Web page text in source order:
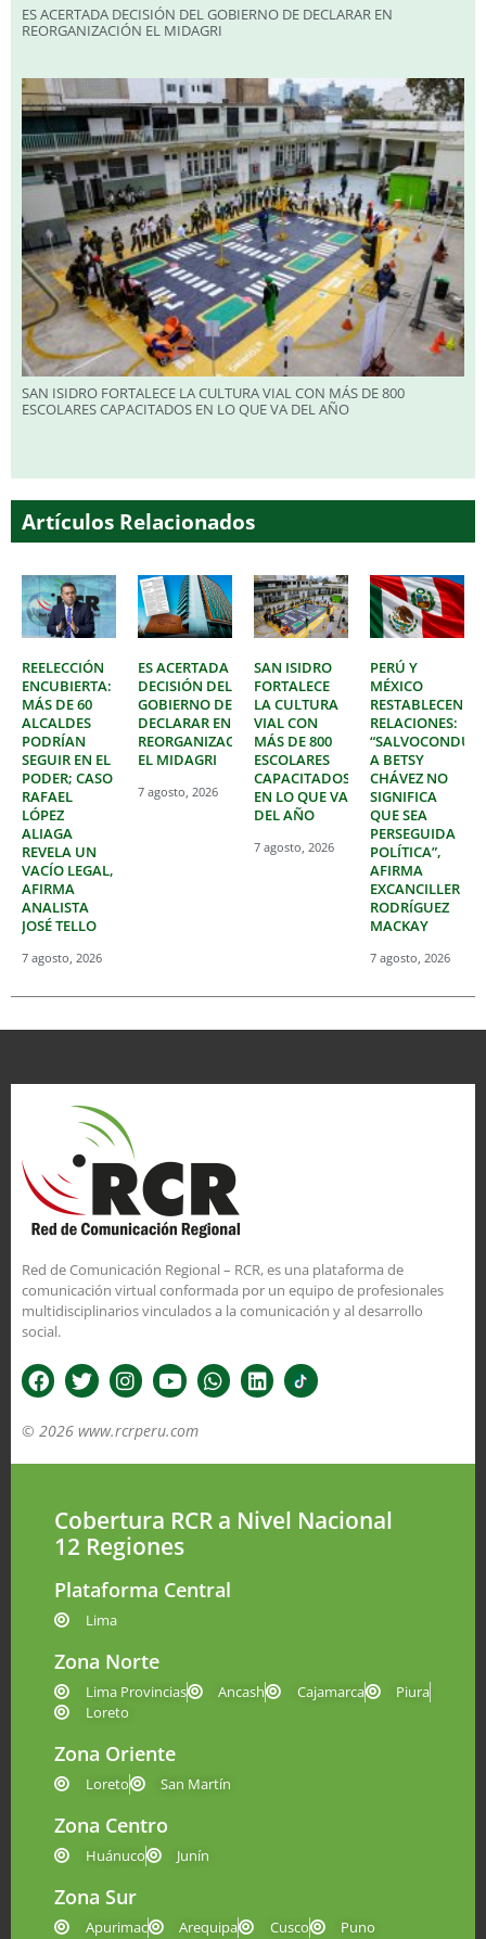
ES ACERTADA DECISIÓN DEL GOBIERNO DE DECLARAR EN
REORGANIZACIÓN EL MIDAGRI
SAN ISIDRO FORTALECE LA CULTURA VIAL CON MÁS DE 800
ESCOLARES CAPACITADOS EN LO QUE VA DEL AÑO
Artículos Relacionados
REELECCIÓN
ENCUBIERTA:
MÁS DE 60
ALCALDES
PODRÍAN
SEGUIR EN EL
PODER; CASO
RAFAEL
LÓPEZ
ALIAGA
REVELA UN
VACÍO LEGAL,
AFIRMA
ANALISTA
JOSÉ TELLO
7 agosto, 2026
ES ACERTADA
DECISIÓN DEL
GOBIERNO DE
DECLARAR EN
REORGANIZACIÓN
EL MIDAGRI
7 agosto, 2026
SAN ISIDRO
FORTALECE
LA CULTURA
VIAL CON
MÁS DE 800
ESCOLARES
CAPACITADOS
EN LO QUE VA
DEL AÑO
7 agosto, 2026
PERÚ Y
MÉXICO
RESTABLECEN
RELACIONES:
A BETSY
CHÁVEZ NO
SIGNIFICA
QUE SEA
PERSEGUIDA
POLÍTICA”,
AFIRMA
EXCANCILLER
RODRÍGUEZ
MACKAY
7 agosto, 2026
Red de Comunicación Regional – RCR, es una plataforma de
comunicación virtual conformada por un equipo de profesionales
multidisciplinarios vinculados a la comunicación y al desarrollo
social.
© 2026 www.rcrperu.com
Cobertura RCR a Nivel Nacional
12 Regiones
Plataforma Central
Lima
Zona Norte
Lima Provincias Ancash Cajamarca
Piura
Loreto
Zona Oriente
Loreto San Martín
Zona Centro
Huánuco Junín
Zona Sur
Apurimac Arequipa Cusco Puno